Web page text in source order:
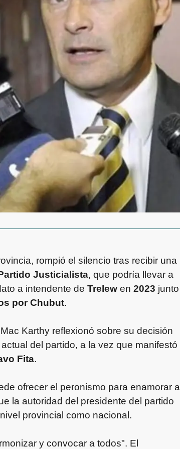
rompió el silencio tras recibir una
Justicialista, que podría llevar a
a intendente de Trelew en 2023 junto
por Chubut.
Karthy reflexionó sobre su decisión
del partido, a la vez que manifestó
Fita.
ofrecer el peronismo para enamorar a
la autoridad del presidente del partido
provincial como nacional.
y convocar a todos". El